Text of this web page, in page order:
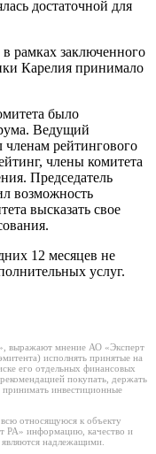
достаточной для
рамках заключенного
Карелия принимало
было
Ведущий
членам рейтингового
члены комитета
Председатель
возможность
высказать свое
12 месяцев не
услуг.
выражают мнение АО «Эксперт
исполнять принятые на
его отдельных финансовых
покупать, держать
инвестиционные
относящуюся к объекту
РА» информацию, качество и
надлежащими.